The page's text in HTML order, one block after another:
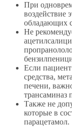
При
воздействие
обладающих
Не
Если
средства,
печени,
трансаминаз
Также не
которые в
парацетамол.